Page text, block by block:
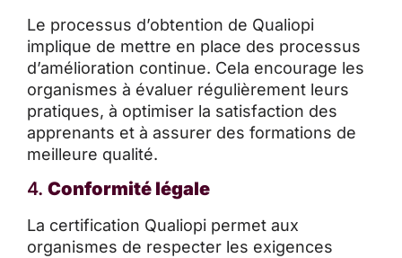
Le processus d’obtention de Qualiopi
implique de mettre en place des processus
d’amélioration continue. Cela encourage les
organismes à évaluer régulièrement leurs
pratiques, à optimiser la satisfaction des
apprenants et à assurer des formations de
meilleure qualité.
4. Conformité légale
La certification Qualiopi permet aux
organismes de respecter les exigences